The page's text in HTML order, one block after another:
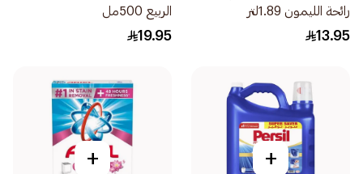
رائحة الليمون 1.89لتر
13.95
الربيع 500مل
19.95
+
+